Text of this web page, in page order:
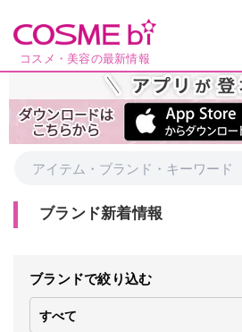
コスメ・美容の最新情報
ブランド新着情報
ブランドで絞り込む